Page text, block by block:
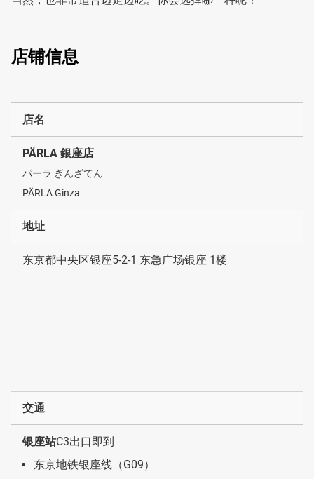
店铺信息
店名
PÄRLA 銀座店
パーラ ぎんざてん
PÄRLA Ginza
地址
东京都中央区银座5-2-1 东急广场银座 1楼
交通
银座站C3出口即到
东京地铁银座线（G09）